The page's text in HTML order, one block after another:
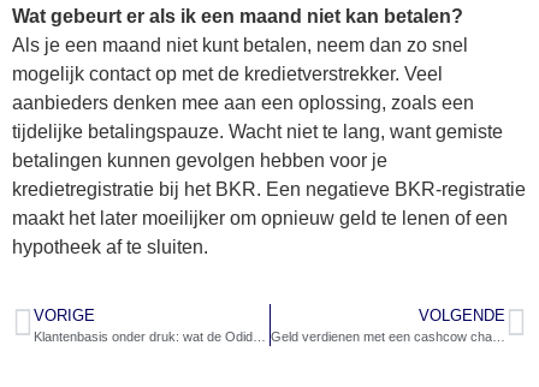
Wat gebeurt er als ik een maand niet kan betalen?
Als je een maand niet kunt betalen, neem dan zo snel
mogelijk contact op met de kredietverstrekker. Veel
aanbieders denken mee aan een oplossing, zoals een
tijdelijke betalingspauze. Wacht niet te lang, want gemiste
betalingen kunnen gevolgen hebben voor je
kredietregistratie bij het BKR. Een negatieve BKR-registratie
maakt het later moeilijker om opnieuw geld te lenen of een
hypotheek af te sluiten.
VORIGE VOLGENDE
Geld verdienen met een cashcow channel: zo werkt het echt